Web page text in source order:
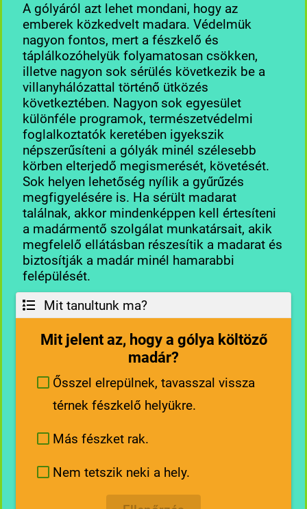
A gólyáról azt lehet mondani, hogy az
emberek közkedvelt madara. Védelmük
nagyon fontos, mert a fészkelő és
táplálkozóhelyük folyamatosan csökken,
illetve nagyon sok sérülés következik be a
villanyhálózattal történő ütközés
következtében. Nagyon sok egyesület
különféle programok, természetvédelmi
foglalkoztatók keretében igyekszik
népszerűsíteni a gólyák minél szélesebb
körben elterjedő megismerését, követését.
Sok helyen lehetőség nyílik a gyűrűzés
megfigyelésére is. Ha sérült madarat
találnak, akkor mindenképpen kell értesíteni
a madármentő szolgálat munkatársait, akik
megfelelő ellátásban részesítik a madarat és
biztosítják a madár minél hamarabbi
felépülését.
Mit tanultunk ma?
Mit jelent az, hogy a gólya költöző
madár?
Ősszel elrepülnek, tavasszal vissza
térnek fészkelő helyükre.
Más fészket rak.
Nem tetszik neki a hely.